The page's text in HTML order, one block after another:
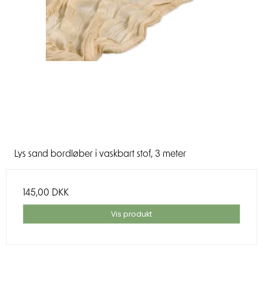
Lys sand bordløber i vaskbart stof, 3 meter
145,00 DKK
Vis produkt